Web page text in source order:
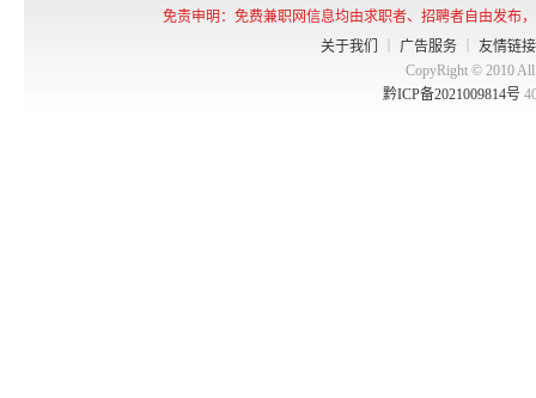
免责申明：免费兼职网信息均由求职者、招聘者自由发布
关于我们
广告服务
友情链接
CopyRight © 2010
黔ICP备2021009814号